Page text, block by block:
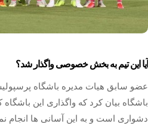
آیا این تیم به بخش خصوصی واگذار شد؟
عضو سابق هیات مدیره باشگاه
باشگاه‌ بیان کرد که واگذاری این باشگاه
دشواری است و به این آسانی‌ ها انجام